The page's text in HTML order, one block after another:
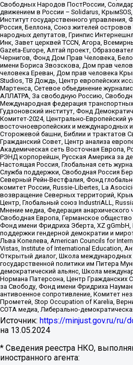
Свободных Народов ПостРоссии,
движением в России – Solidarus,
Институт государственного
Россия, Беллона, Союз жителей
народных депутатов, Гринпис
Инк, Завет церквей TCCN, Агора,
Gazeta-Europe, Алтай проект,
Чернигов, Фонд Дом Прав Человека,
имени Бориса Звозскова, Дом прав
человека Ереван, Дом прав человека
Studios, ТВ Дождь, Центр европейских
Мартенса, Сетевое объединение
АЛЛАТРА, За свободную Россию,
Международная федерация
Гудзоновский институт, Фонд
Комитет-2024, Центрально-Европейский
восточноевропейских и международных
Сторожевой башни, Библии и трактатов
Гражданский Совет, Центр анализа
Академическая сеть Восточная Европа,
РЭНД корпорейшн, Русская Америка за
Настоящая Россия, Глобальная сеть
Служба поддержки, Свободная Россия
Северный Рейн-Вестфалия, Фонд
комитет России, Russie-Libertes, La
возвращение Северных территорий,
Центр, Глобальный союз IndustriALL,
Мнение медиа, Федерация анархического
Свободная Европа, Германское
Фонд имени Фридриха Эберта, XZ
поддержки гендерной демократии и
Льва Копелева, American Councils for
Vistas, Institute of International Education,
Открытый диалог, Школа международных
государственной политики им Питера
демократический альянс, Школа
Нормана Патерсона, Центр Гражданских
за Свободу, Фонд имени Фридриха
антивоенное сопротивление, Комитет
Прометей, Stop Occupation of Karelia,
СОТА медиа, Либерально-
Источник: https://minjust.gov.ru/ru/
на 13.05.2024
* Сведения реестра НКО,
иностранного агента: